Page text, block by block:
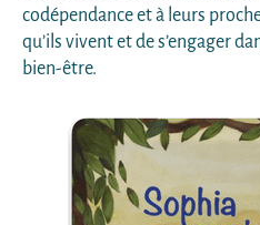
codépendance et à leurs
qu’ils vivent et de s’engager
bien-être.